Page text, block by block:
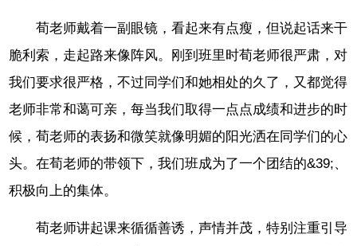
荀老师戴着一副眼镜，看起来有点瘦，但说起话来干
脆利索，走起路来像阵风。刚到班里时荀老师很严肃，对
我们要求很严格，不过同学们和她相处的久了，又都觉得
老师非常和蔼可亲，每当我们取得一点点成绩和进步的时
候，荀老师的表扬和微笑就像明媚的阳光洒在同学们的心
头。在荀老师的带领下，我们班成为了一个团结的&39;、
积极向上的集体。
荀老师讲起课来循循善诱，声情并茂，特别注重引导